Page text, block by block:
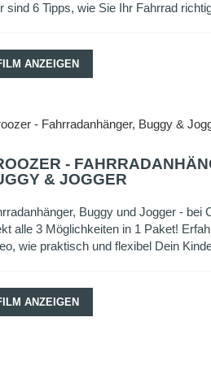
sind 6 Tipps, wie Sie Ihr Fahrrad
ANZEIGEN
-
& JOGGER
Buggy und Jogger - bei
alle 3 Möglichkeiten in 1 Paket!
wie praktisch und flexibel Dein
ANZEIGEN